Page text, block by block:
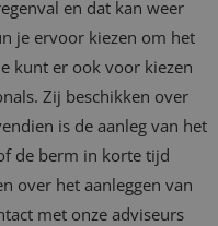
en dat kan weer
je ervoor kiezen om het
kunt er ook voor kiezen
Zij beschikken over
is de aanleg van het
de berm in korte tijd
over het aanleggen van
met onze adviseurs